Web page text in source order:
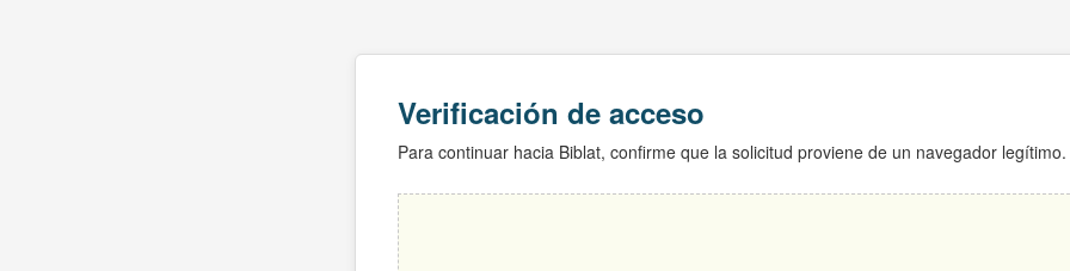
Verificación de acceso
Para continuar hacia Biblat, confirme que la solicitud proviene de un navegador legítimo.